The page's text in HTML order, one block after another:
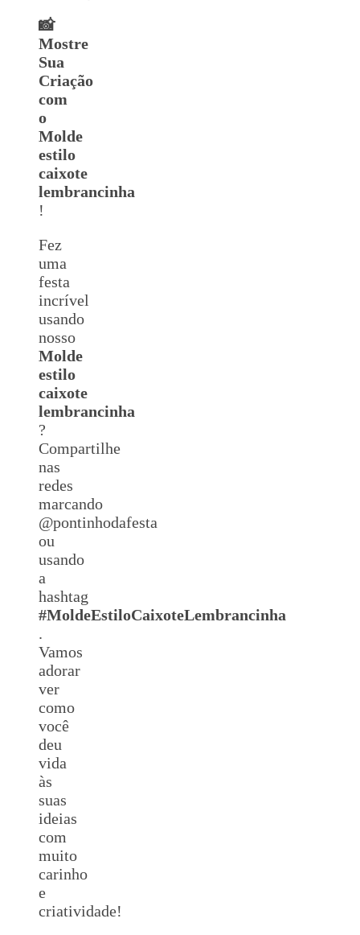
📸
Mostre
Sua
Criação
com
o
Molde
estilo
caixote
lembrancinha
!
Fez
uma
festa
incrível
usando
nosso
Molde
estilo
caixote
lembrancinha
?
Compartilhe
nas
redes
marcando
@pontinhodafesta
ou
usando
a
hashtag
#MoldeEstiloCaixoteLembrancinha
.
Vamos
adorar
ver
como
você
deu
vida
às
suas
ideias
com
muito
carinho
e
criatividade!